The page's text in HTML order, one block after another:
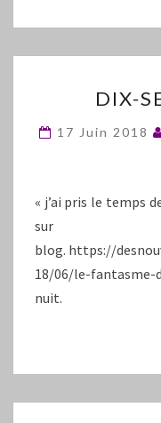
DIX-
17 Juin 2018
« j’ai pris le temps
blog. https://
18/06/le-
nuit.